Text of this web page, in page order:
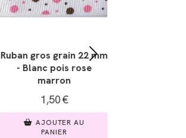
Ruban gros grain 22 mm
- Rose pois vert
1,50€
AJOUTER AU
PANIER